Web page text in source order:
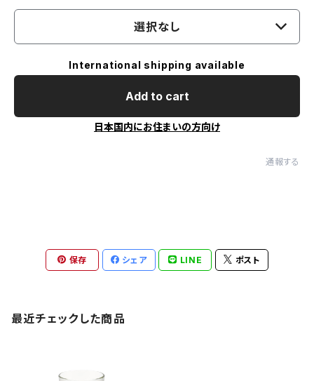
選択なし
International shipping available
Add to cart
日本国内にお住まいの方向け
通報する
保存 シェア LINE ポスト
最近チェックした商品